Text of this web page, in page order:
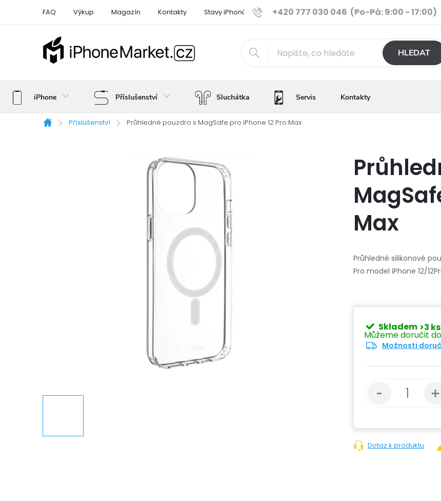
+420 777 030 046 (Po-Pá: 9:00 - 17:00)
FAQ Výkup Magazín Kontakty Stavy iPhonů Ověřené iPhony Výhody e-shopu
HLEDAT
iPhone Příslušenství Sluchátka Servis Kontakty
Domů
Příslušenství Průhledné pouzdro s MagSafe pro iPhone 12 Pro Max
Max
Průhledné silikonové
Pro model iPhone 12/
Skladem >3 ks
Možnosti
Dotaz k produktu